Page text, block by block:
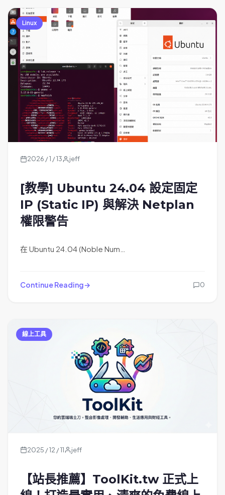
Linux
2026 / 1 / 13 jeff
[教學] Ubuntu 24.04 設定固定
IP (Static IP) 與解決 Netplan
權限警告
在 Ubuntu 24.04 (Noble Num…
Continue Reading 0
線上工具
2025 / 12 / 11 jeff
【站長推薦】ToolKit.tw 正式上